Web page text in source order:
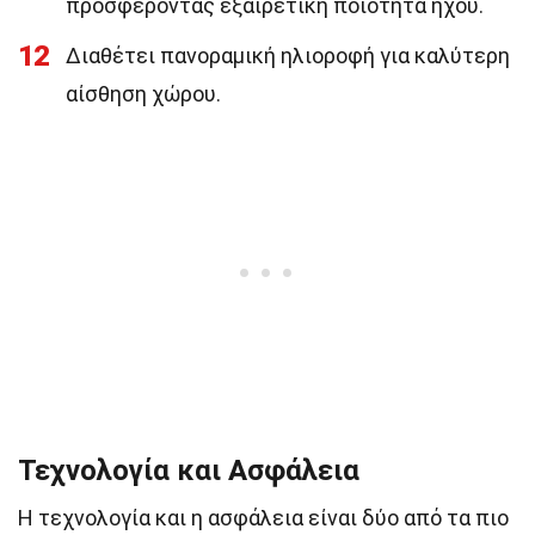
προσφέροντας εξαιρετική ποιότητα ήχου.
12
Διαθέτει πανοραμική ηλιοροφή για καλύτερη
αίσθηση χώρου.
Τεχνολογία και Ασφάλεια
Η τεχνολογία και η ασφάλεια είναι δύο από τα πιο